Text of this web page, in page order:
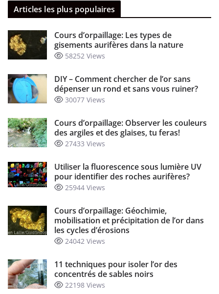
Articles les plus populaires
Cours d’orpaillage: Les types de
gisements aurifères dans la nature
58252 Views
DIY – Comment chercher de l’or sans
dépenser un rond et sans vous ruiner?
30077 Views
Cours d’orpaillage: Observer les couleurs
des argiles et des glaises, tu feras!
27433 Views
Utiliser la fluorescence sous lumière UV
pour identifier des roches aurifères?
25944 Views
Cours d’orpaillage: Géochimie,
mobilisation et précipitation de l’or dans
les cycles d’érosions
24042 Views
11 techniques pour isoler l’or des
concentrés de sables noirs
22198 Views